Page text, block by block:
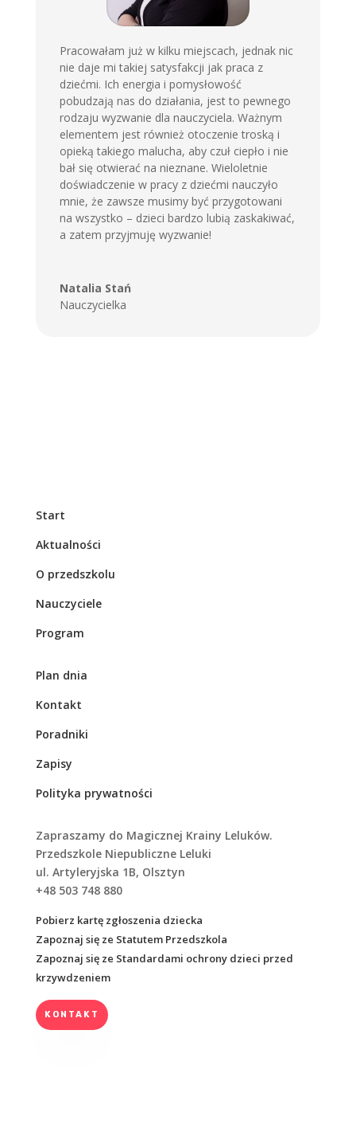
Pracowałam już w kilku miejscach, jednak nic
nie daje mi takiej satysfakcji jak praca z
dziećmi. Ich energia i pomysłowość
pobudzają nas do działania, jest to pewnego
rodzaju wyzwanie dla nauczyciela. Ważnym
elementem jest również otoczenie troską i
opieką takiego malucha, aby czuł ciepło i nie
bał się otwierać na nieznane. Wieloletnie
doświadczenie w pracy z dziećmi nauczyło
mnie, że zawsze musimy być przygotowani
na wszystko – dzieci bardzo lubią zaskakiwać,
a zatem przyjmuję wyzwanie!
Natalia Stań
Nauczycielka
Start
Aktualności
O przedszkolu
Nauczyciele
Program
Plan dnia
Kontakt
Poradniki
Zapisy
Polityka prywatności
Zapraszamy do Magicznej Krainy Leluków.
Przedszkole Niepubliczne Leluki
ul. Artyleryjska 1B, Olsztyn
+48 503 748 880
Pobierz kartę zgłoszenia dziecka
Zapoznaj się ze Statutem Przedszkola
Zapoznaj się ze Standardami ochrony dzieci przed
krzywdzeniem
KONTAKT